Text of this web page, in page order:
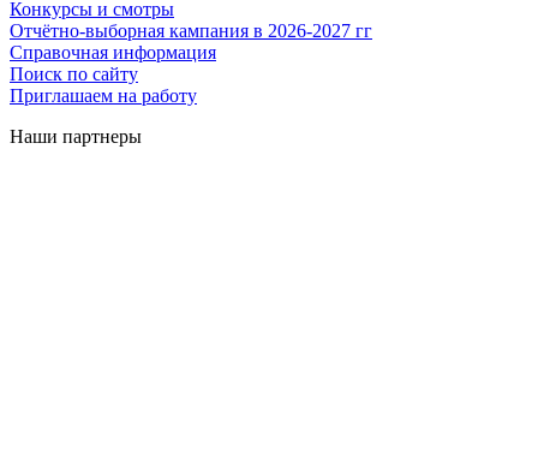
Конкурсы и смотры
Отчётно-выборная кампания в 2026-2027 гг
Справочная информация
Поиск по сайту
Приглашаем на работу
Наши партнеры